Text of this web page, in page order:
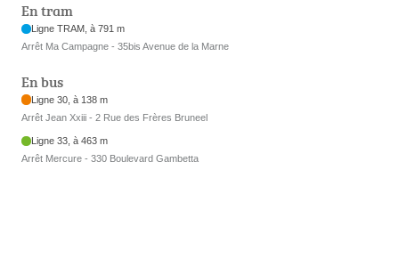
En tram
Ligne TRAM, à 791 m
Arrêt Ma Campagne - 35bis Avenue de la Marne
En bus
Ligne 30, à 138 m
Arrêt Jean Xxiii - 2 Rue des Frères Bruneel
Ligne 33, à 463 m
Arrêt Mercure - 330 Boulevard Gambetta